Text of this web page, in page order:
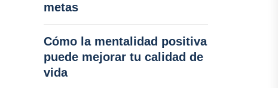
metas
Cómo la mentalidad positiva
puede mejorar tu calidad de
vida